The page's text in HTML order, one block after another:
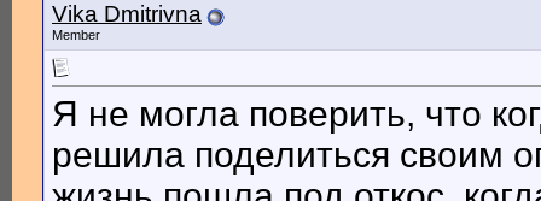
Vika Dmitrivna
Member
Я не могла поверить, что
решила поделиться своим